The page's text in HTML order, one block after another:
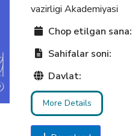
vazirligi Akademiyasi
Chop etilgan sana:
Sahifalar soni:
Davlat:
More Details